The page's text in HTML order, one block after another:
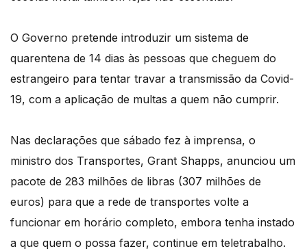
O Governo pretende introduzir um sistema de
quarentena de 14 dias às pessoas que cheguem do
estrangeiro para tentar travar a transmissão da Covid-
19, com a aplicação de multas a quem não cumprir.
Nas declarações que sábado fez à imprensa, o
ministro dos Transportes, Grant Shapps, anunciou um
pacote de 283 milhões de libras (307 milhões de
euros) para que a rede de transportes volte a
funcionar em horário completo, embora tenha instado
a que quem o possa fazer, continue em teletrabalho.